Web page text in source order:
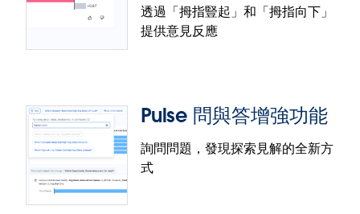
透過「拇指豎起」和「拇指向下」
提供意見反應
Pulse：個人化見解排名
Pulse 問與答增強功能
詢問問題，發現探索見解的全新方
式